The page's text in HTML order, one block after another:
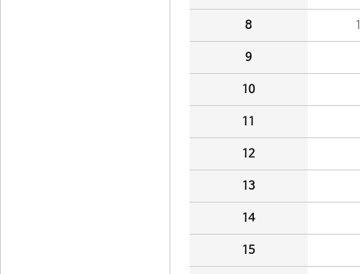
8
9
10
11
12
13
14
15